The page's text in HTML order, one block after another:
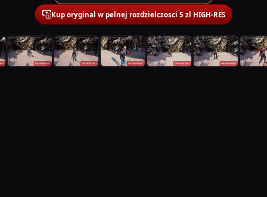
Kup oryginal w pelnej rozdzielczosci 5 zl HIGH-RES